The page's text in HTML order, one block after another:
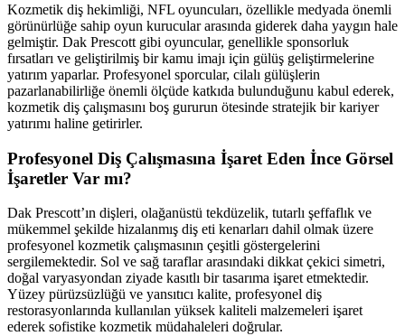
Kozmetik diş hekimliği, NFL oyuncuları, özellikle medyada önemli
görünürlüğe sahip oyun kurucular arasında giderek daha yaygın hale
gelmiştir. Dak Prescott gibi oyuncular, genellikle sponsorluk
fırsatları ve geliştirilmiş bir kamu imajı için gülüş geliştirmelerine
yatırım yaparlar. Profesyonel sporcular, cilalı gülüşlerin
pazarlanabilirliğe önemli ölçüde katkıda bulunduğunu kabul ederek,
kozmetik diş çalışmasını boş gururun ötesinde stratejik bir kariyer
yatırımı haline getirirler.
Profesyonel Diş Çalışmasına İşaret Eden İnce Görsel
İşaretler Var mı?
Dak Prescott’ın dişleri, olağanüstü tekdüzelik, tutarlı şeffaflık ve
mükemmel şekilde hizalanmış diş eti kenarları dahil olmak üzere
profesyonel kozmetik çalışmasının çeşitli göstergelerini
sergilemektedir. Sol ve sağ taraflar arasındaki dikkat çekici simetri,
doğal varyasyondan ziyade kasıtlı bir tasarıma işaret etmektedir.
Yüzey pürüzsüzlüğü ve yansıtıcı kalite, profesyonel diş
restorasyonlarında kullanılan yüksek kaliteli malzemeleri işaret
ederek sofistike kozmetik müdahaleleri doğrular.